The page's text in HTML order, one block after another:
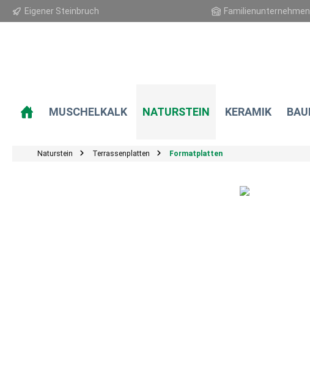
Zur Hauptnavigation springen
Eigener Steinbruch Familienunternehmen
MUSCHELKALK NATURSTEIN KERAMIK
Naturstein Terrassenplatten Formatplatten